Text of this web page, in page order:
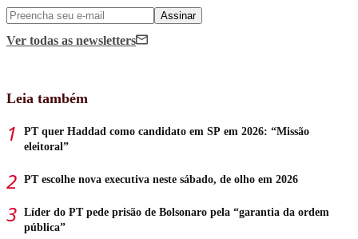
Assinar
Ver todas as newsletters
Leia também
PT quer Haddad como candidato em SP em 2026: “Missão
eleitoral”
PT escolhe nova executiva neste sábado, de olho em 2026
Líder do PT pede prisão de Bolsonaro pela “garantia da ordem
pública”